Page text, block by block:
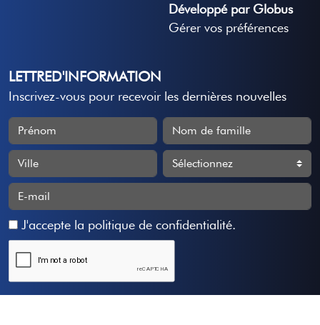
Développé par Globus
Gérer vos préférences
LETTRED'INFORMATION
Inscrivez-vous pour recevoir les dernières nouvelles
J'accepte la politique de confidentialité.